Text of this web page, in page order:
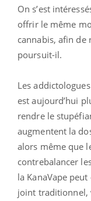
On s’est
offrir le même
cannabis, afin de
poursuit-il.
Les
est aujourd’hui
rendre le
augmentent la
alors même que
contrebalancer
la KanaVape
joint traditionnel,